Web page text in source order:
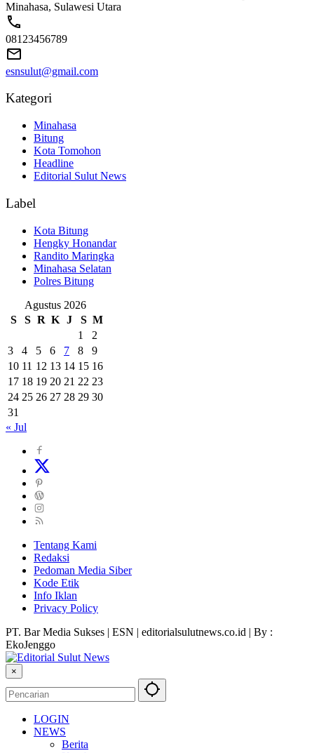
Minahasa, Sulawesi Utara
08123456789
esnsulut@gmail.com
Kategori
Minahasa
Bitung
Kota Tomohon
Headline
Editorial Sulut News
Label
Kota Bitung
Hengky Honandar
Randito Maringka
Minahasa Selatan
Polres Bitung
Agustus 2026
S
S R K J S M
1
2
3
4 5 6 7 8
9
10 11 12 13 14 15 16
17 18 19 20 21 22 23
24 25 26 27 28 29 30
31
« Jul
Tentang Kami
Redaksi
Pedoman Media Siber
Kode Etik
Info Iklan
Privacy Policy
PT. Bar Media Sukses | ESN | editorialsulutnews.co.id | By :
EkoJenggo
×
LOGIN
NEWS
Berita